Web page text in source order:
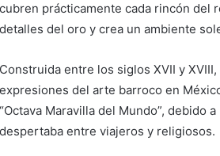
cubren prácticamente cada rincón del
detalles del oro y crea un ambiente
Construida entre los siglos XVII y
expresiones del arte barroco en
“Octava Maravilla del Mundo”, debido
despertaba entre viajeros y religiosos.